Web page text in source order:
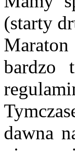
(starty
bardzo
dawna